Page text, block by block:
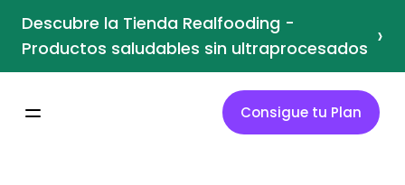
Descubre la Tienda Realfooding -
Productos saludables sin ultraprocesados ›
Consigue tu Plan